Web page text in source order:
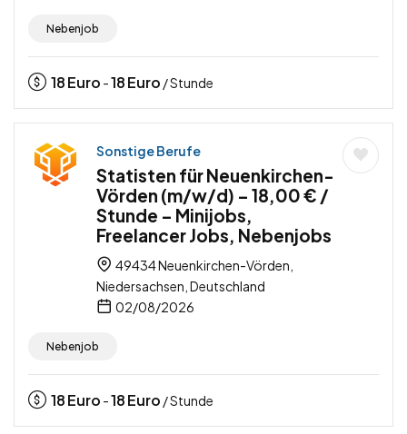
Nebenjob
18Euro -18Euro / Stunde
Sonstige Berufe
Statisten für Neuenkirchen-
Vörden (m/w/d) – 18,00 € /
Stunde – Minijobs,
Freelancer Jobs, Nebenjobs
49434 Neuenkirchen-Vörden,
Niedersachsen, Deutschland
02/08/2026
Nebenjob
18Euro -18Euro / Stunde